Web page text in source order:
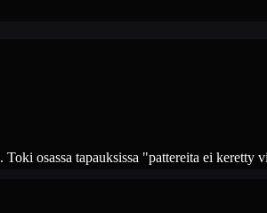
osassa tapauksissa "pattereita ei keretty